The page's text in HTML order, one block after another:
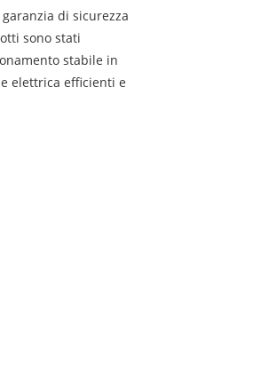
garanzia di sicurezza
sono stati
stabile in
elettrica efficienti e